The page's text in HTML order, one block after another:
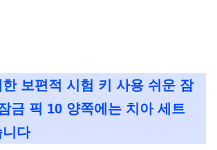
보편적 시험 키 사용 쉬운 잠
금 픽 10 양쪽에는 치아 세트
다